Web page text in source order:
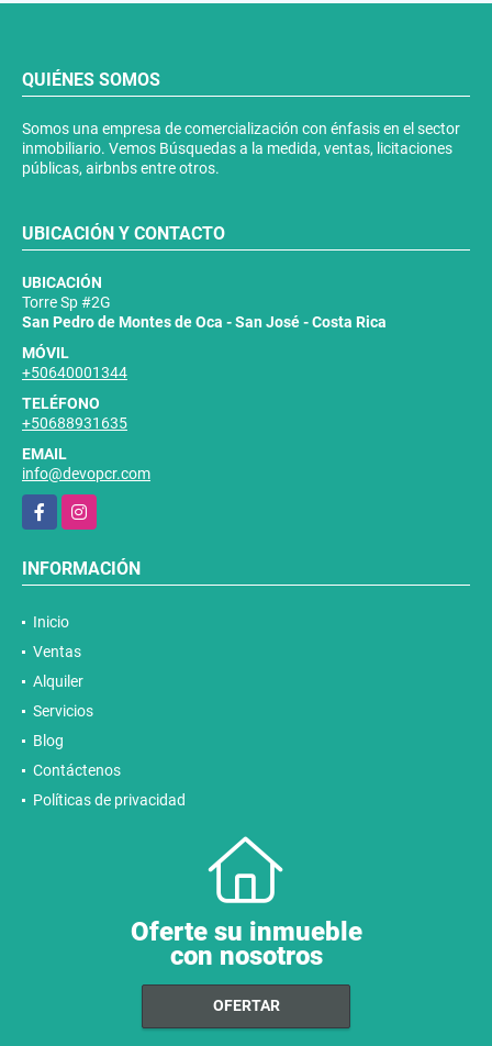
QUIÉNES SOMOS
Somos una empresa de comercialización con énfasis en el sector
inmobiliario. Vemos Búsquedas a la medida, ventas, licitaciones
públicas, airbnbs entre otros.
UBICACIÓN Y CONTACTO
UBICACIÓN
Torre Sp #2G
San Pedro de Montes de Oca - San José - Costa Rica
MÓVIL
+50640001344
TELÉFONO
+50688931635
EMAIL
info@devopcr.com
FacebookInstagram
INFORMACIÓN
Inicio
Ventas
Alquiler
Servicios
Blog
Contáctenos
Políticas de privacidad
Oferte su inmueble
con nosotros
OFERTAR